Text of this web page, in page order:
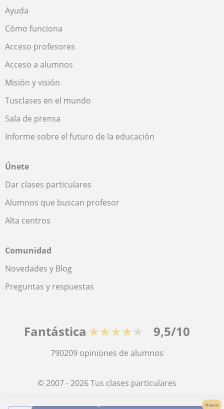
Nuevo
Ayuda
Cómo funciona
Acceso profesores
Acceso a alumnos
Misión y visión
Tusclases en el mundo
Sala de prensa
Informe sobre el futuro de la educación
Únete
Dar clases particulares
Alumnos que buscan profesor
Alta centros
Comunidad
Novedades y Blog
Preguntas y respuestas
Fantástica ★★★★★ 9,5/10
790209 opiniones de alumnos
© 2007 - 2026 Tus clases particulares